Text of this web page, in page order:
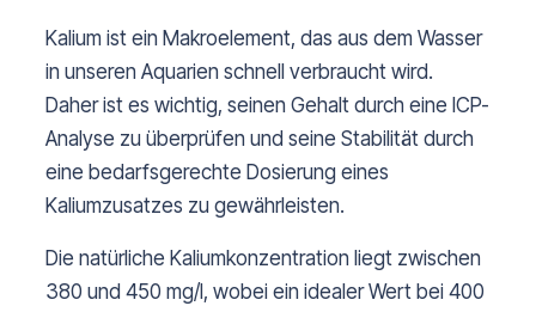
Kalium ist ein Makroelement, das aus dem Wasser
in unseren Aquarien schnell verbraucht wird.
Daher ist es wichtig, seinen Gehalt durch eine ICP-
Analyse zu überprüfen und seine Stabilität durch
eine bedarfsgerechte Dosierung eines
Kaliumzusatzes zu gewährleisten.
Die natürliche Kaliumkonzentration liegt zwischen
380 und 450 mg/l, wobei ein idealer Wert bei 400